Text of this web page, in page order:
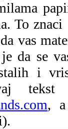
To
vas
da se
i
, a